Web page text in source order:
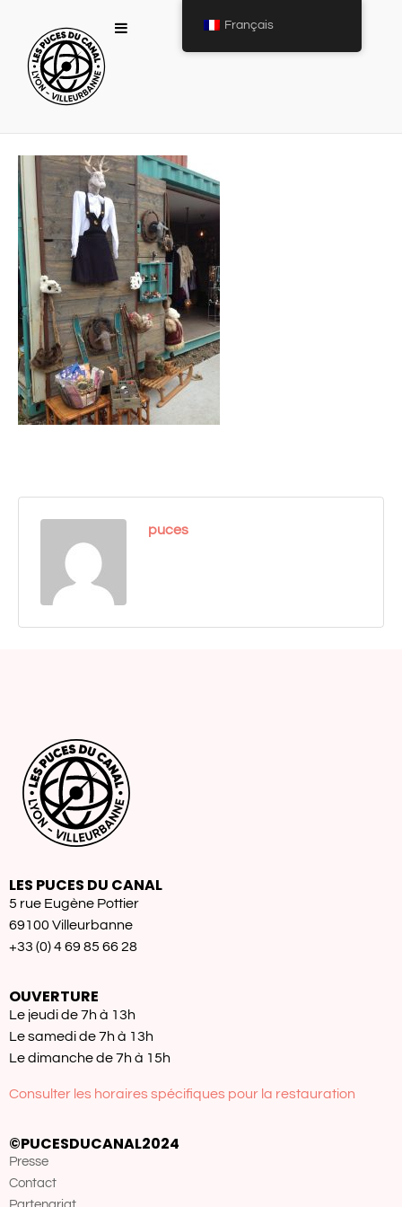
puces
LES PUCES DU CANAL
5 rue Eugène Pottier
69100 Villeurbanne
+33 (0) 4 69 85 66 28
OUVERTURE
Le jeudi de 7h à 13h
Le samedi de 7h à 13h
Le dimanche de 7h à 15h
Consulter les horaires spécifiques pour la restauration
©PUCESDUCANAL2024
Presse
Contact
Français